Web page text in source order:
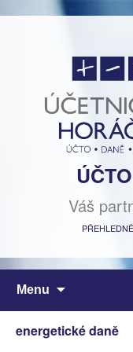
Váš
Menu
obsahu
webu
energetické daně